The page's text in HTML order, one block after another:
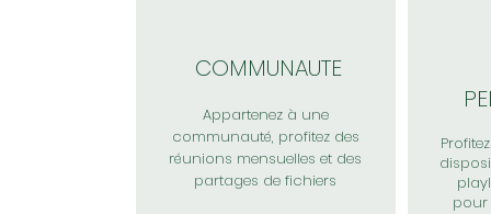
COMMUNAUTE
Appartenez à une
communauté, profitez des
réunions mensuelles et des
partages de fichiers
pour